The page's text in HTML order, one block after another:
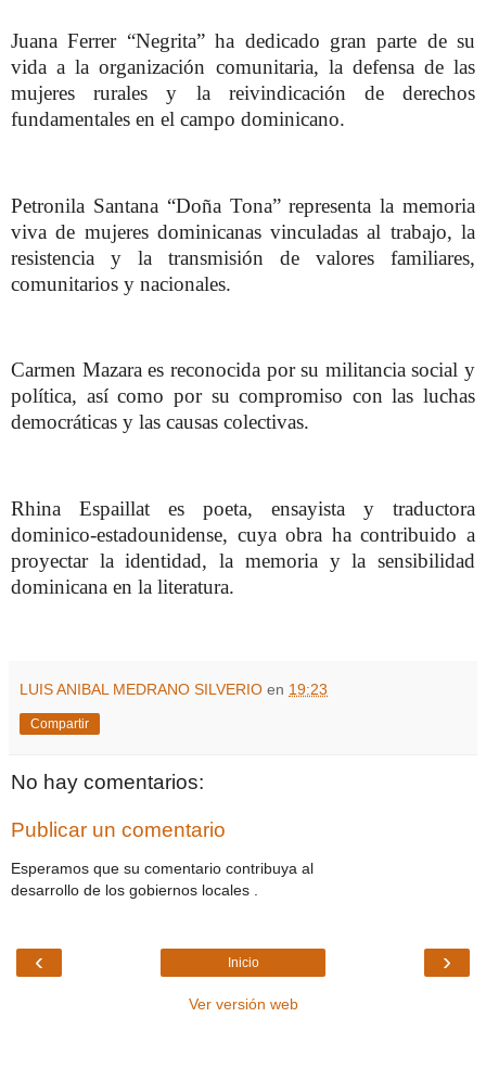
Juana Ferrer “Negrita” ha dedicado gran parte de su
vida a la organización comunitaria, la defensa de las
mujeres rurales y la reivindicación de derechos
fundamentales en el campo dominicano.
Petronila Santana “Doña Tona” representa la memoria
viva de mujeres dominicanas vinculadas al trabajo, la
resistencia y la transmisión de valores familiares,
comunitarios y nacionales.
Carmen Mazara es reconocida por su militancia social y
política, así como por su compromiso con las luchas
democráticas y las causas colectivas.
Rhina Espaillat es poeta, ensayista y traductora
dominico-estadounidense, cuya obra ha contribuido a
proyectar la identidad, la memoria y la sensibilidad
dominicana en la literatura.
LUIS ANIBAL MEDRANO SILVERIO en 19:23
Compartir
No hay comentarios:
Publicar un comentario
Esperamos que su comentario contribuya al
desarrollo de los gobiernos locales .
‹ ›
Inicio
Ver versión web